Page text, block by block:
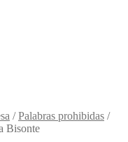
/Palabras prohibidas /
Bisonte